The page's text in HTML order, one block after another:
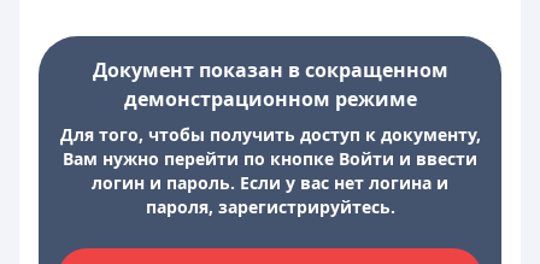
Документ показан в сокращенном
демонстрационном режиме
Для того, чтобы получить доступ к документу,
Вам нужно перейти по кнопке Войти и ввести
логин и пароль. Если у вас нет логина и
пароля, зарегистрируйтесь.